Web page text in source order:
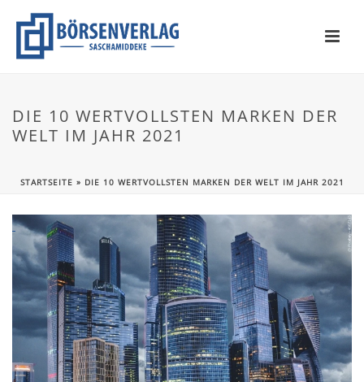
DIE 10 WERTVOLLSTEN MARKEN DER
WELT IM JAHR 2021
STARTSEITE » DIE 10 WERTVOLLSTEN MARKEN DER WELT IM JAHR 2021